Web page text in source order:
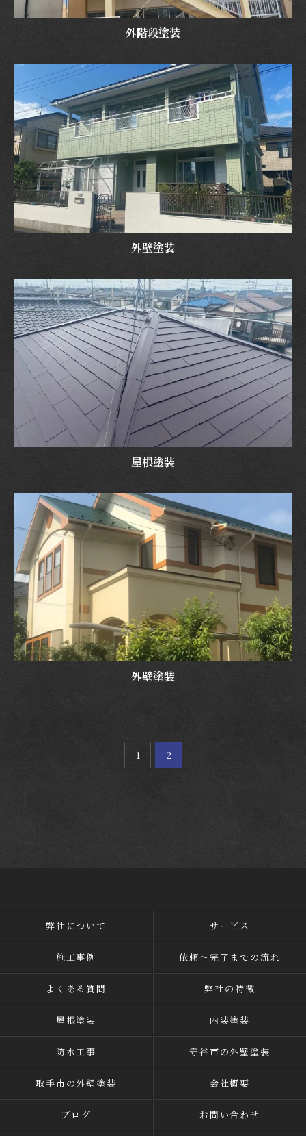
外階段塗装
外壁塗装
屋根塗装
外壁塗装
1 2
弊社について サービス
施工事例 依頼～完了までの流れ
よくある質問 弊社の特徴
屋根塗装 内装塗装
防水工事 守谷市の外壁塗装
取手市の外壁塗装 会社概要
ブログ お問い合わせ